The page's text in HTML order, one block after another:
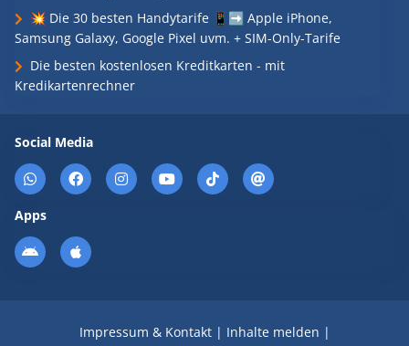
💥 Die 30 besten Handytarife 📱➡️ Apple iPhone,
Samsung Galaxy, Google Pixel uvm. + SIM-Only-Tarife
Die besten kostenlosen Kreditkarten - mit
Kredikartenrechner
Social Media
Apps
Impressum & Kontakt| Inhalte melden |